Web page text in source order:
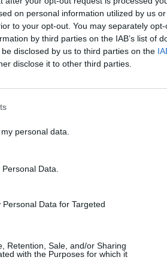
on personal information utilized by us
to your opt-out. You may separately
by third parties on the IAB’s list of
disclosed by us to third parties on the
disclose it to other third parties.
personal data.
Data.
Data for Targeted
Retention, Sale, and/or Sharing
with the Purposes for which it